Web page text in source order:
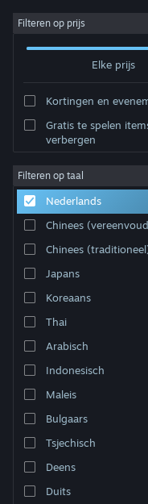
Inloggen
Community
Over
Ondersteuning
Taal wijzigen
Download de mobiele
Desktopwebsite weergeven
Filteren op prijs
Elke prijs
Kortingen en
Gratis te spelen
verbergen
Filteren op taal
Nederlands
Chinees
Chinees
Japans
Koreaans
Thai
Arabisch
Indonesisch
Maleis
Bulgaars
Tsjechisch
Deens
Duits
Uitgever: gurkenlabs
Sorteren op Relevantie
0 resultaten komen overeen
uitgesloten op basis van je